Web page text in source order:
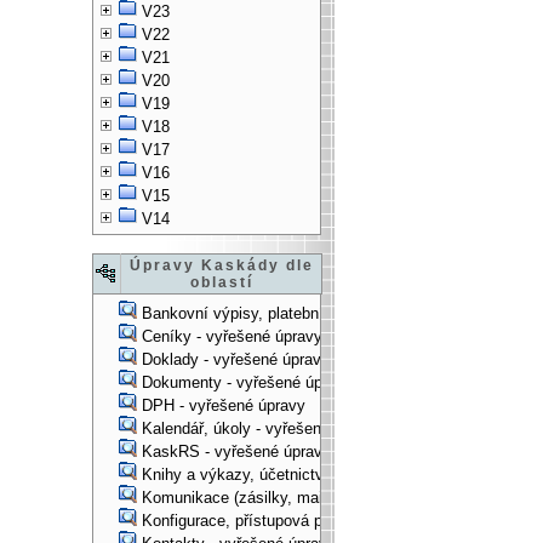
V23
V22
V21
V20
V19
V18
V17
V16
V15
V14
Úpravy Kaskády dle
oblastí
Bankovní výpisy, platební příkazy - vyřešené úpravy
Ceníky - vyřešené úpravy
Doklady - vyřešené úpravy
Dokumenty - vyřešené úpravy
DPH - vyřešené úpravy
Kalendář, úkoly - vyřešené úpravy
KaskRS - vyřešené úpravy
Knihy a výkazy, účetnictví - vyřešené úpravy
Komunikace (zásilky, mail-systém, ...) - vyřešené úpravy
Konfigurace, přístupová práva, ... - vyřešené úpravy